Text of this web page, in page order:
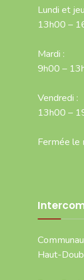
Lundi et
13h00 –
Mardi :
9h00 –
Vendredi :
13h00 –
Fermée le
Haut-